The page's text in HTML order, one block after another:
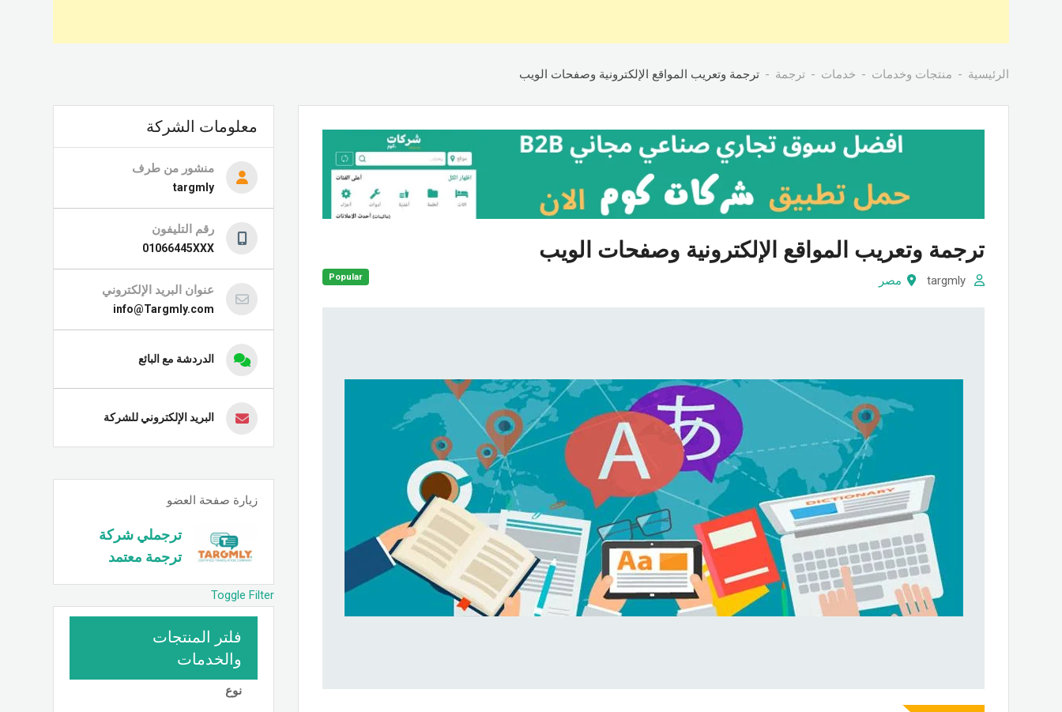
الرئيسية منتجات وخدمات خدمات ترجمة ترجمة وتعريب المواقع الإلكترونية وصفحات الويب
ترجمة وتعريب المواقع الإلكترونية وصفحات الويب
مصر Popular
معلومات الشركة
منشور من طرف
targmly
رقم التليفون
01066445XXX
عنوان البريد الإلكتروني
info@Targmly.com
الدردشة مع البائع
البريد الإلكتروني للشركة
زيارة صفحة العضو
ترجملي شركة
ترجمة معتمد
Toggle Filter
فلتر المنتجات
والخدمات
نوع